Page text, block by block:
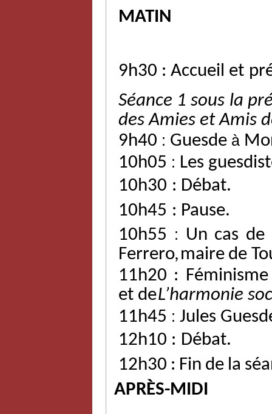
MATIN
9h30 : Accueil et
Séance 1 sous la
des Amies et Amis
9h40 : Guesde à
10h05 : Les
10h30 : Débat.
10h45 : Pause.
10h55 : Un cas de
Ferrero,maire de
11h20 :
et deL’harmonie
11h45 : Jules
12h10 : Débat.
12h30 : Fin de la
APRÈS-MIDI